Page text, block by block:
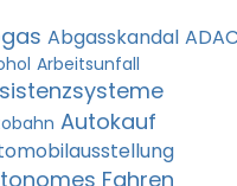
Abgasskandal
Arbeitsunfall
Autokauf
Fahren